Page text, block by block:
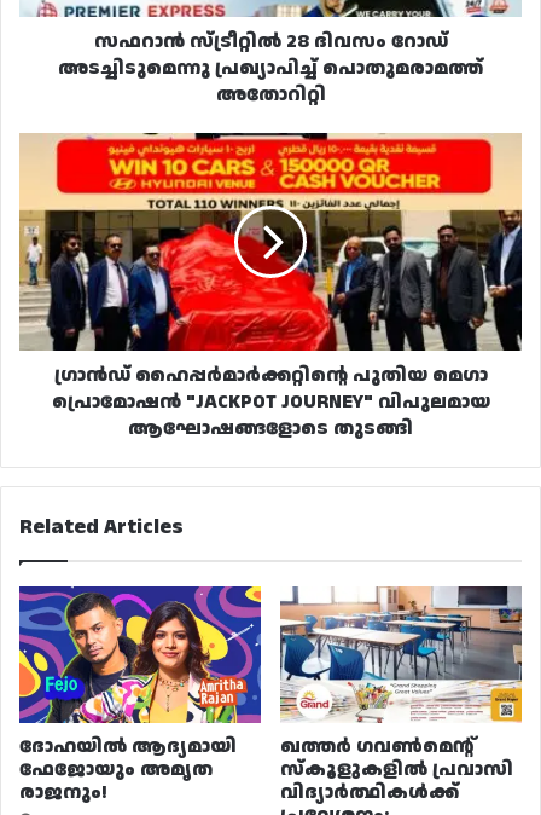
അതോറിറ്റി
സഫറാൻ സ്ട്രീറ്റിൽ 28 ദിവസം റോഡ്
അടച്ചിടുമെന്നു പ്രഖ്യാപിച്ച് പൊതുമരാമത്ത്
അതോറിറ്റി
ഗ്രാൻഡ്
ഹൈപ്പർമാർക്കറ്റിന്റെ
പുതിയ
മെഗാ
പ്രൊമോഷൻ
"JACKPOT
JOURNEY"
വിപുലമായ
ആഘോഷങ്ങളോടെ
തുടങ്ങിഗ്രാൻഡ് ഹൈപ്പർമാർക്കറ്റിന്റെ പുതിയ മെഗാ
പ്രൊമോഷൻ "JACKPOT JOURNEY" വിപുലമായ
ആഘോഷങ്ങളോടെ തുടങ്ങി
Related Articles
ദോഹയിൽ ആദ്യമായി
ഫേജോയും അമൃത
രാജനും!
ഖത്തർ ഗവൺമെന്റ്
സ്കൂളുകളിൽ പ്രവാസി
വിദ്യാർത്ഥികൾക്ക്